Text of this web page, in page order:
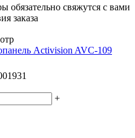
обязательно свяжутся с вами
заказа
Activision AVC-109
+